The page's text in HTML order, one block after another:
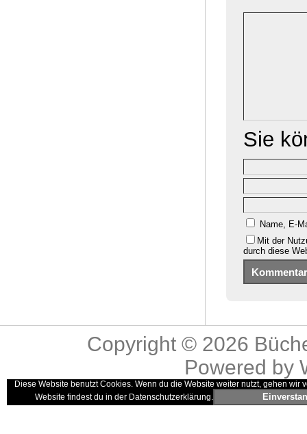
Sie
Name, E-
Mit der
durch diese
Copyright © 2026
Powered by
Diese Website benutzt Cookies. Wenn du die Website weiter nutzt, gehen
Website findest du in der Datenschutzerklärung.